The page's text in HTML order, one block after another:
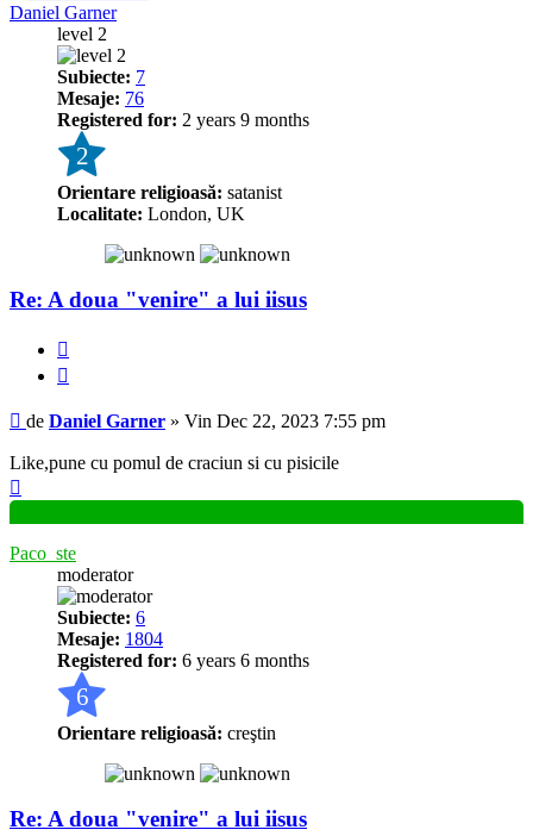
Daniel Garner
level 2
Subiecte: 7
Mesaje: 76
Registered for: 2 years 9 months
2
Orientare religioasă: satanist
Localitate: London, UK
Re: A doua "venire" a lui iisus
Mesaj
de Daniel Garner » Vin Dec 22, 2023 7:55 pm
Like,pune cu pomul de craciun si cu pisicile
Paco_ste
moderator
Subiecte: 6
Mesaje: 1804
Registered for: 6 years 6 months
6
Orientare religioasă: creştin
Re: A doua "venire" a lui iisus